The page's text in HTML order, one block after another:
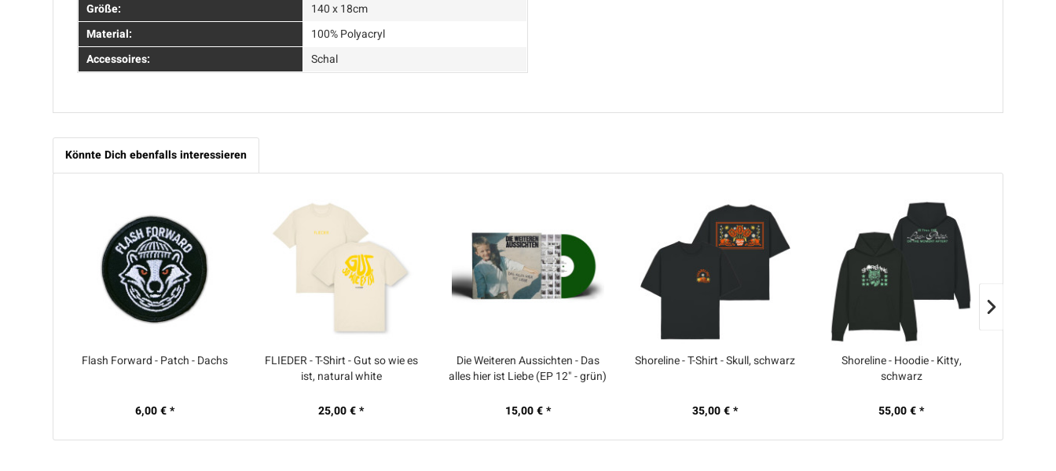
Größe:
140 x 18cm
Material:
100% Polyacryl
Accessoires:
Schal
Könnte Dich ebenfalls interessieren
Flash Forward - Patch - Dachs
6,00 € *
FLIEDER - T-Shirt - Gut so wie es
ist, natural white
25,00 € *
Die Weiteren Aussichten - Das
alles hier ist Liebe (EP 12" - grün)
15,00 € *
Shoreline - T-Shirt - Skull, schwarz
35,00 € *
Shoreline - Hoodie - Kitty,
schwarz
55,00 € *